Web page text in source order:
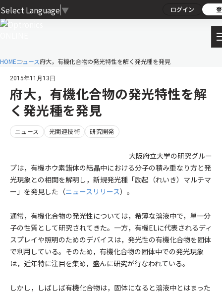
Select Language ▼ ログイン
HOMEニュース府大，有機化合物の発光特性を解く発光種を発見
2015年11月13日
府大，有機化合物の発光特性を解
く発光種を発見
ニュース 光関連技術 研究開発
大阪府立大学の研究グルー
プは，有機ホウ素錯体の結晶中における分子の積み重なり方と発
光現象との相関を解明し，新規発光種「励起（れいき）マルチマ
ー」を発見した（ニュースリリース）。
通常，有機化合物の発光性については，希薄な溶液中で，単一分
子の性質として研究されてきた。一方，有機ELに代表されるディ
スプレイや照明のためのデバイスは，発光性の有機化合物を固体
で利用している。そのため，有機化合物の固体中での発光現象
は，近年特に注目を集め，盛んに研究が行なわれている。
しかし，しばしば有機化合物は，固体になると溶液中とはまった